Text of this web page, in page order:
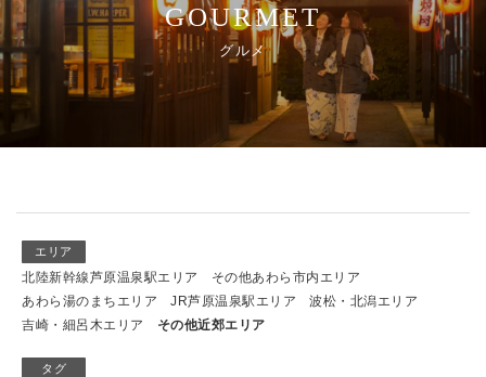
GOURMET
グルメ
エリア
北陸新幹線芦原温泉駅エリア
その他あわら市内エリア
あわら湯のまちエリア
JR芦原温泉駅エリア
波松・北潟エリア
吉崎・細呂木エリア
その他近郊エリア
タグ